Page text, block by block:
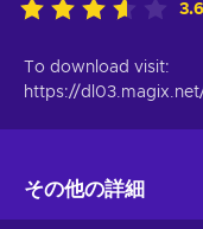
To download visit:
https://
その他の詳細